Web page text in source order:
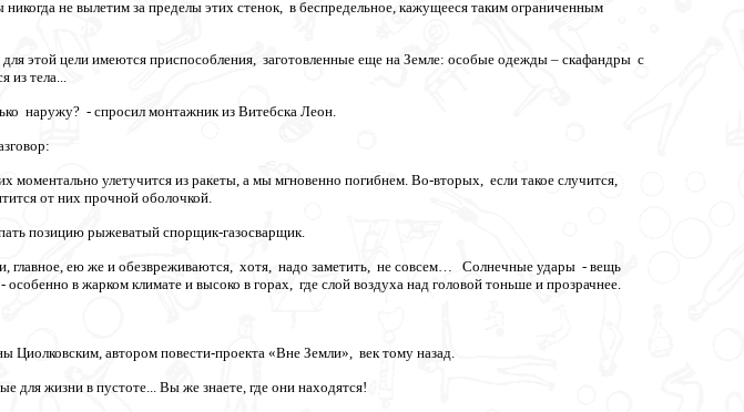
не вылетим за пределы этих стенок, в беспредельное, кажущееся таким ограниченным
этой цели имеются приспособления, заготовленные еще на Земле: особые одежды – скафандры с
из тела...
наружу? - спросил монтажник из Витебска Леон.
моментально улетучится из ракеты, а мы мгновенно погибнем. Во-вторых, если такое случится,
от них прочной оболочкой.
позицию рыжеватый спорщик-газосварщик.
главное, ею же и обезвреживаются, хотя, надо заметить, не совсем… Солнечные удары - вещь
в жарком климате и высоко в горах, где слой воздуха над головой тоньше и прозрачнее.
Циолковским, автором повести-проекта «Вне Земли», век тому назад.
для жизни в пустоте... Вы же знаете, где они находятся!